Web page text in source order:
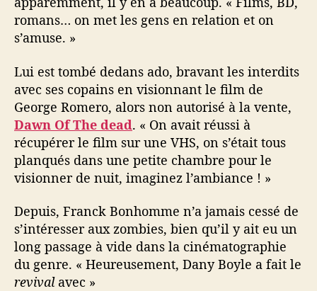
romans… on met les gens en relation et on
s’amuse. »
Lui est tombé dedans ado, bravant les interdits
avec ses copains en visionnant le film de
George Romero, alors non autorisé à la vente,
Dawn Of The dead. « On avait réussi à
récupérer le film sur une VHS, on s’était tous
planqués dans une petite chambre pour le
visionner de nuit, imaginez l’ambiance ! »
Depuis, Franck Bonhomme n’a jamais cessé de
s’intéresser aux zombies, bien qu’il y ait eu un
long passage à vide dans la cinématographie
du genre. « Heureusement, Dany Boyle a fait le
revivalavec »